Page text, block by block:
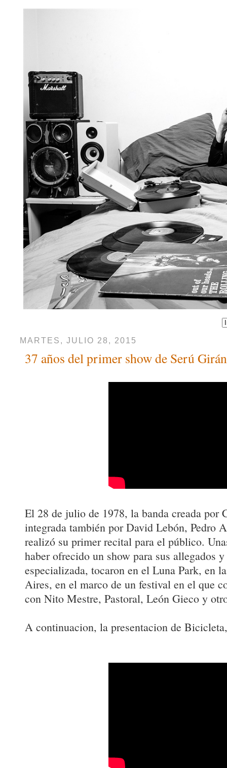
MARTES, JULIO 28, 2015
37 años del primer show de Serú Girán
El 28 de julio de 1978, la banda creada por
integrada también por David Lebón, Pedro
realizó su primer recital para el público.
haber ofrecido un show para sus allegados
especializada, tocaron en el Luna Park, en
Aires, en el marco de un festival en el que
con Nito Mestre, Pastoral, León Gieco y
A continuacion, la presentacion de